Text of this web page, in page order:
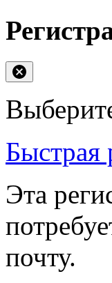
Быстрая
Эта
почту.